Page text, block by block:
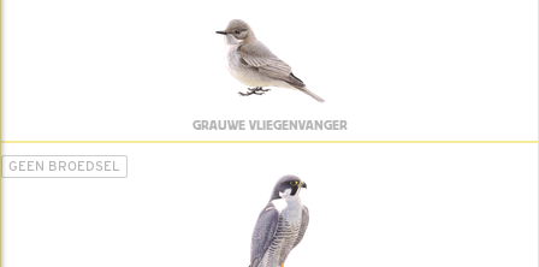
GRAUWE VLIEGENVANGER
GEEN BROEDSEL